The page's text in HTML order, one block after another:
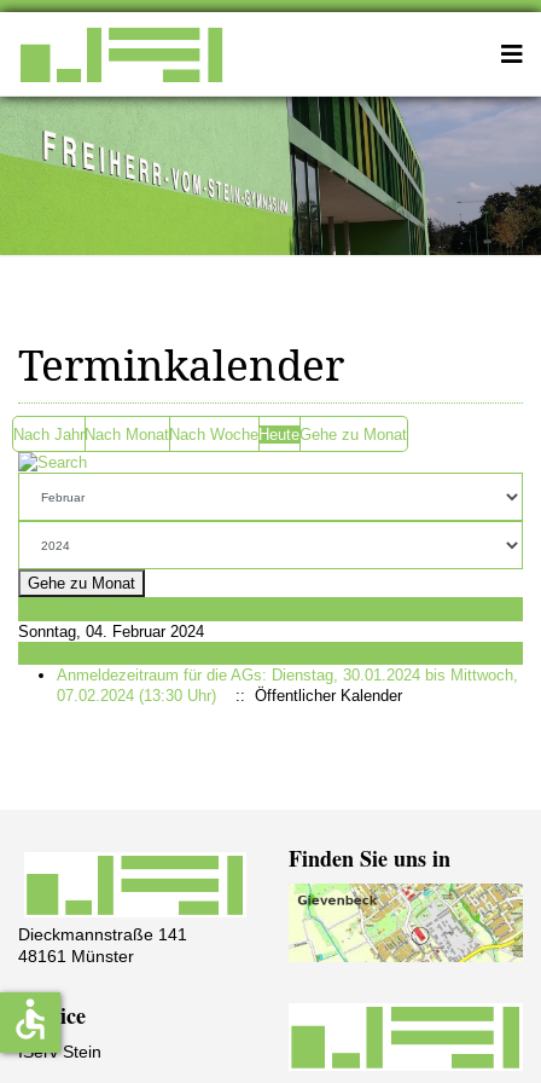
Terminkalender
Nach JahrNach MonatNach WocheHeuteGehe zu Monat
Gehe zu Monat
Sonntag, 04. Februar 2024
Anmeldezeitraum für die AGs: Dienstag, 30.01.2024 bis Mittwoch,
07.02.2024 (13:30 Uhr)
:: Öffentlicher Kalender
Dieckmannstraße 141
48161 Münster
Finden Sie uns in
Service
IServ Stein
accessible